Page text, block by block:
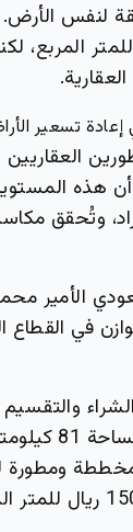
لنفس
الماضي بسعر افتتاحي بلغ 1310
تسعير
هذه
وتُحقق
الأمير
إجراءات لتحقيق
مدينة الرياض، حيث
مخططة ومطورة